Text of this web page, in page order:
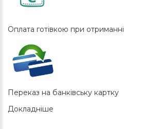
Оплата готівкою при отриманні
Переказ на банківську картку
Докладніше